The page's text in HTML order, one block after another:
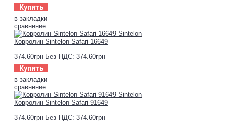
Купить
в закладки
сравнение
Ковролин Sintelon Safari 16649
374.60грн Без НДС: 374.60грн
Купить
в закладки
сравнение
Ковролин Sintelon Safari 91649
374.60грн Без НДС: 374.60грн